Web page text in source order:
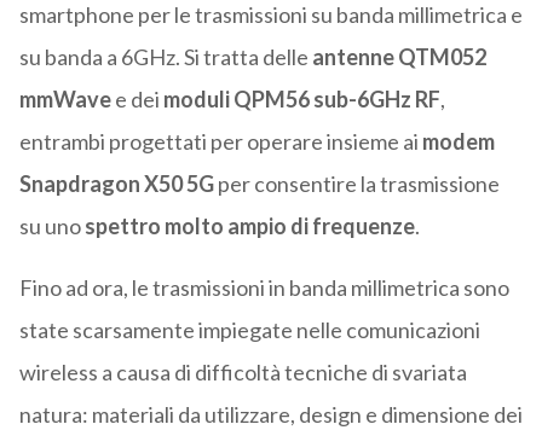
smartphone per le trasmissioni su banda millimetrica e
su banda a 6GHz. Si tratta delle antenne QTM052
mmWavee dei moduli QPM56 sub-6GHz RF,
entrambi progettati per operare insieme ai modem
Snapdragon X50 5Gper consentire la trasmissione
su unospettro molto ampio di frequenze.
Fino ad ora, le trasmissioni in banda millimetrica sono
state scarsamente impiegate nelle comunicazioni
wireless a causa di difficoltà tecniche di svariata
natura: materiali da utilizzare, design e dimensione dei